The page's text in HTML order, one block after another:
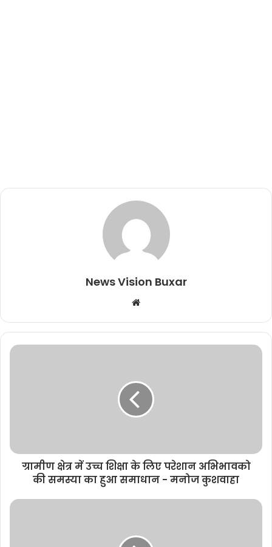
News Vision Buxar
b
s
ग्रामीण क्षेत्र में उच्च शिक्षा के लिए परेशान अभिभावको
की समस्या का हुआ समाधान - मनोज कुशवाहा